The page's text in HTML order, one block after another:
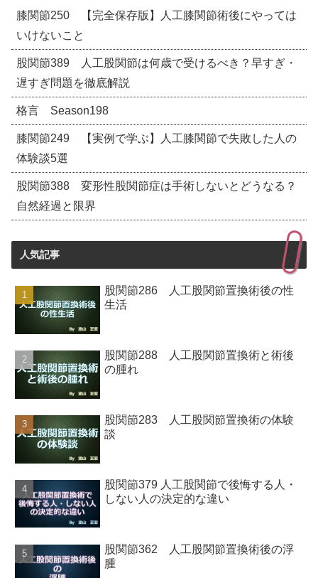
膝関節250 【完全保存版】人工膝関節術後にやっては
いけないこと
股関節389 人工股関節は何歳で受けるべき？早すぎ・
遅すぎ問題を徹底解説
格言 Season198
膝関節249 【実例で学ぶ】人工膝関節で失敗した人の
体験談5選
股関節388 変形性股関節症は手術しないとどうなる？
自然経過と限界
人気記事
股関節286 人工股関節置換術後の性
生活
股関節288 人工股関節置換術と術後
の腫れ
股関節283 人工股関節置換術の体験
談
股関節379 人工股関節で後悔する人・
しない人の決定的な違い
股関節362 人工股関節置換術後の浮
腫